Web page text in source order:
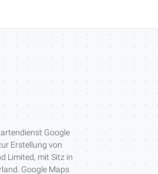
Google
Erstellung von
Limited, mit Sitz in
Google Maps